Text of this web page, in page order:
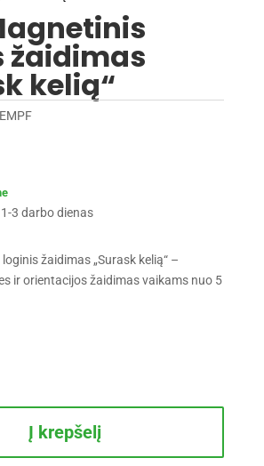
žaidimas
kelią“
EMPF
3 darbo dienas
žaidimas „Surask kelią“ –
ir orientacijos žaidimas vaikams nuo 5
Į krepšelį